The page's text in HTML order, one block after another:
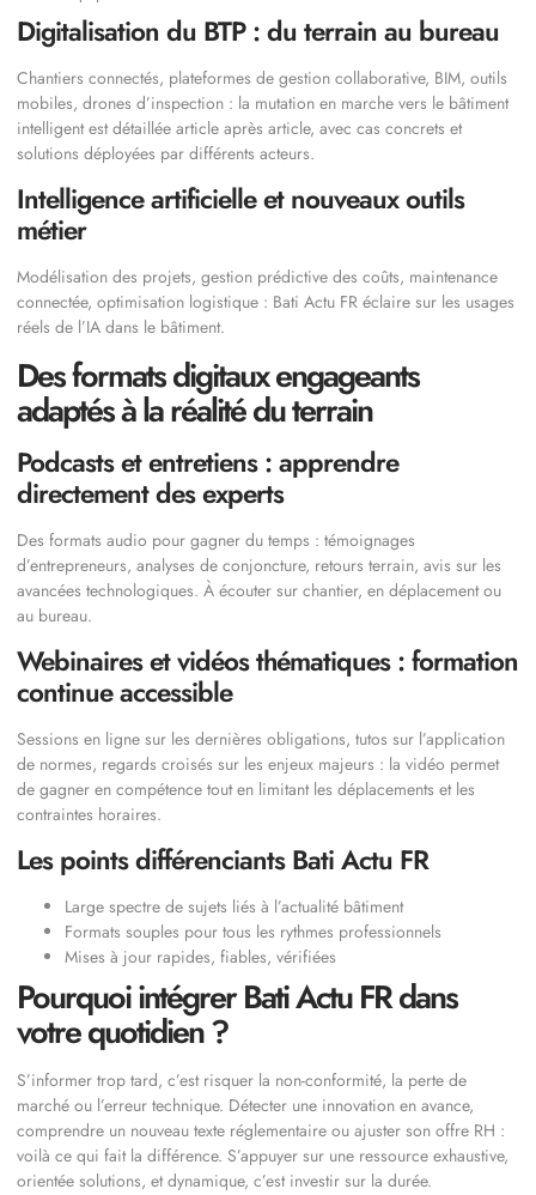
Digitalisation du BTP : du terrain au bureau
Chantiers connectés, plateformes de gestion collaborative, BIM, outils
mobiles, drones d’inspection : la mutation en marche vers le bâtiment
intelligent est détaillée article après article, avec cas concrets et
solutions déployées par différents acteurs.
Intelligence artificielle et nouveaux outils
métier
Modélisation des projets, gestion prédictive des coûts, maintenance
connectée, optimisation logistique : Bati Actu FR éclaire sur les usages
réels de l’IA dans le bâtiment.
Des formats digitaux engageants
adaptés à la réalité du terrain
Podcasts et entretiens : apprendre
directement des experts
Des formats audio pour gagner du temps : témoignages
d’entrepreneurs, analyses de conjoncture, retours terrain, avis sur les
avancées technologiques. À écouter sur chantier, en déplacement ou
au bureau.
Webinaires et vidéos thématiques : formation
continue accessible
Sessions en ligne sur les dernières obligations, tutos sur l’application
de normes, regards croisés sur les enjeux majeurs : la vidéo permet
de gagner en compétence tout en limitant les déplacements et les
contraintes horaires.
Les points différenciants Bati Actu FR
Large spectre de sujets liés à l’actualité bâtiment
Formats souples pour tous les rythmes professionnels
Mises à jour rapides, fiables, vérifiées
Pourquoi intégrer Bati Actu FR dans
votre quotidien ?
S’informer trop tard, c’est risquer la non-conformité, la perte de
marché ou l’erreur technique. Détecter une innovation en avance,
comprendre un nouveau texte réglementaire ou ajuster son offre RH :
voilà ce qui fait la différence. S’appuyer sur une ressource exhaustive,
orientée solutions, et dynamique, c’est investir sur la durée.